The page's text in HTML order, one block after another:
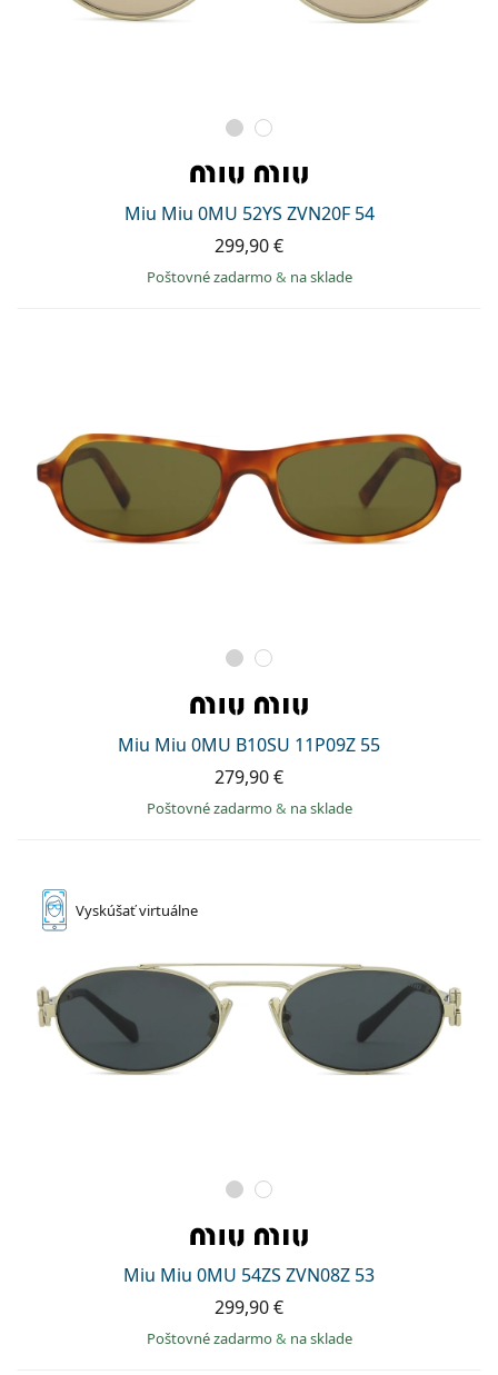
Miu Miu 0MU 52YS ZVN20F 54
299,90 €
Poštovné zadarmo& na sklade
Miu Miu 0MU B10SU 11P09Z 55
279,90 €
Poštovné zadarmo& na sklade
Vyskúšaťvirtuálne
Miu Miu 0MU 54ZS ZVN08Z 53
299,90 €
Poštovné zadarmo& na sklade